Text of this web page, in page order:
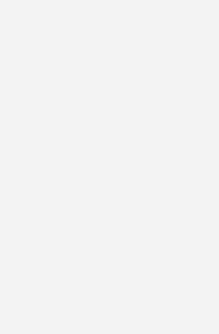
Materials kann Verschleiß durch
verhindern. Verantwortlich
im Zuge einer Inspektion
lässt.